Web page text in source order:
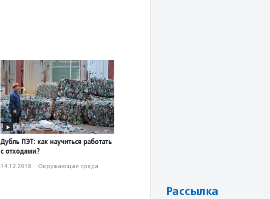
Дубль ПЭТ: как научиться работать
с отходами?
14.12.2018 · Окружающая среда
Рассылка